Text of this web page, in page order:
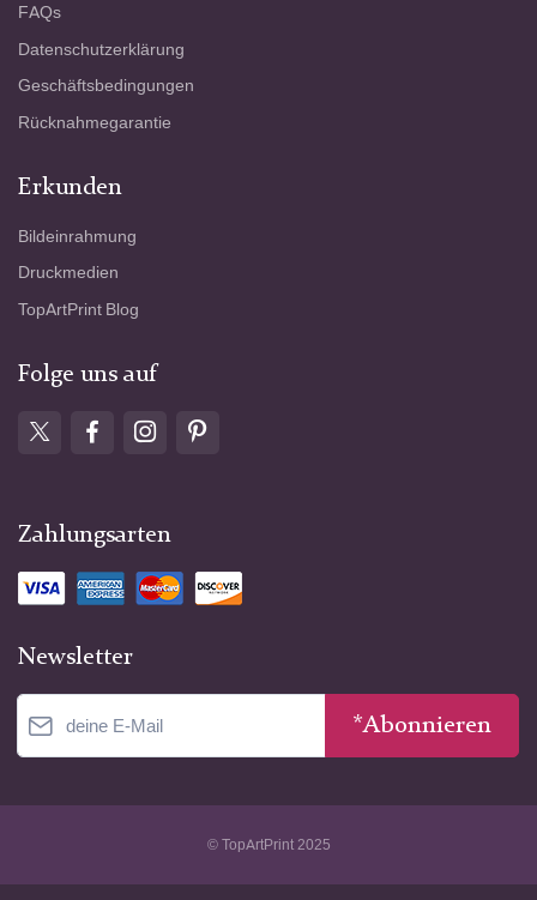
FAQs
Datenschutzerklärung
Geschäftsbedingungen
Rücknahmegarantie
Erkunden
Bildeinrahmung
Druckmedien
TopArtPrint Blog
Folge uns auf
Zahlungsarten
Newsletter
*Abonnieren
© TopArtPrint 2025